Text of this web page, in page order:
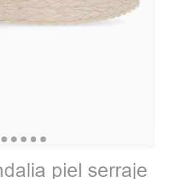
piel serraje